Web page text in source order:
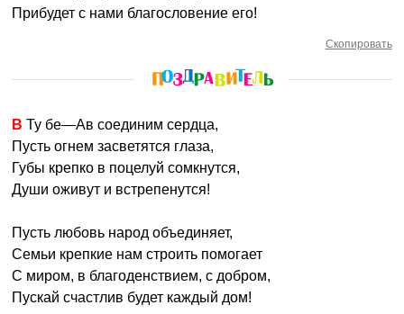
Прибудет с нами благословение его!
Скопировать
В Ту бе—Ав соединим сердца,
Пусть огнем засветятся глаза,
Губы крепко в поцелуй сомкнутся,
Души оживут и встрепенутся!
Пусть любовь народ объединяет,
Семьи крепкие нам строить помогает
С миром, в благоденствием, с добром,
Пускай счастлив будет каждый дом!